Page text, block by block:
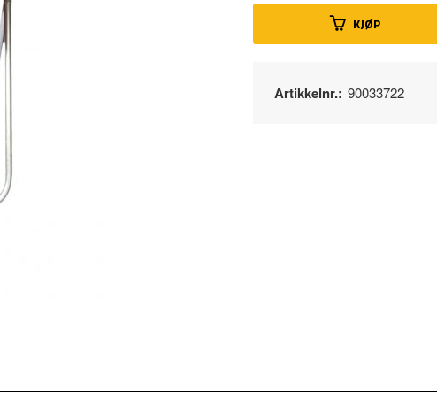
KJØP
Artikkelnr.: 90033722